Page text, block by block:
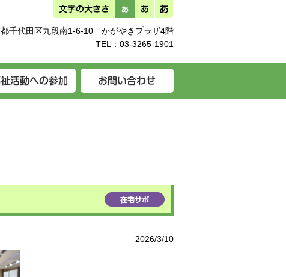
千代田区九段南1-6-10 かがやきプラザ4階
TEL： 03-3265-1901
2026/3/10